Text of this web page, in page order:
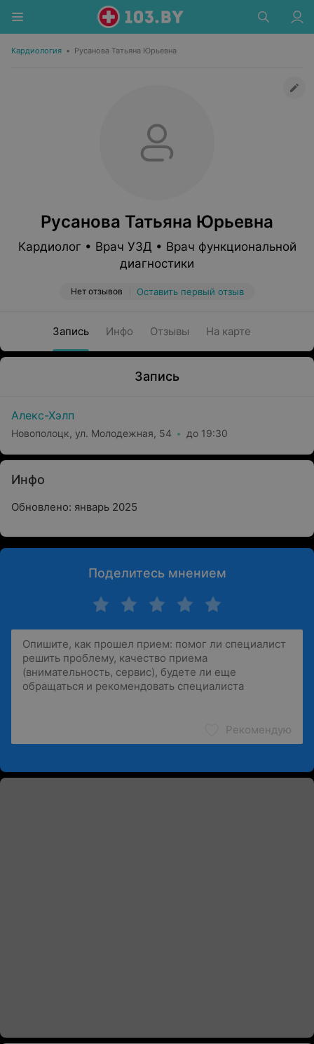
Кардиология • Русанова Татьяна Юрьевна
Русанова Татьяна Юрьевна
Кардиолог • Врач УЗД • Врач функциональной
диагностики
Нет отзывов Оставить первый отзыв
Запись Инфо Отзывы На карте
Запись
Алекс-Хэлп
Новополоцк, ул. Молодежная, 54 до 19:30
Инфо
Обновлено: январь 2025
Поделитесь мнением
Рекомендую